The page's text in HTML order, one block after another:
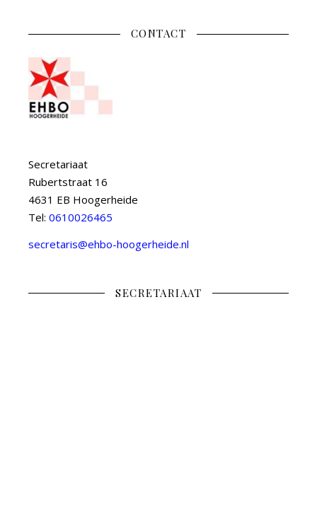
CONTACT
Secretariaat
Rubertstraat 16
4631 EB Hoogerheide
Tel: 0610026465
secretaris@ehbo-hoogerheide.nl
SECRETARIAAT